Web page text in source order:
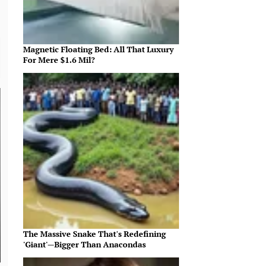
Magnetic Floating Bed: All That Luxury
For Mere $1.6 Mil?
The Massive Snake That's Redefining
'Giant'—Bigger Than Anacondas